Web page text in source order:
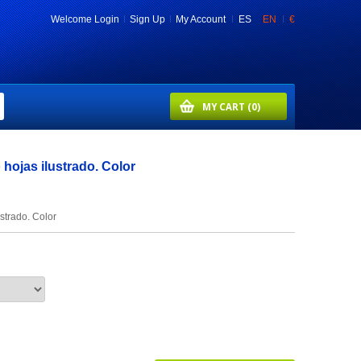
€
ES EN
WelcomeLogin Sign Up My Account
MY CART (0)
hojas ilustrado. Color
Color